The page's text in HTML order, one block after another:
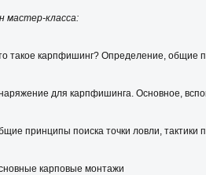
мастер-класса:
такое карпфишинг? Определение, общие
для карпфишинга. Основное,
принципы поиска точки ловли,
карповые монтажи